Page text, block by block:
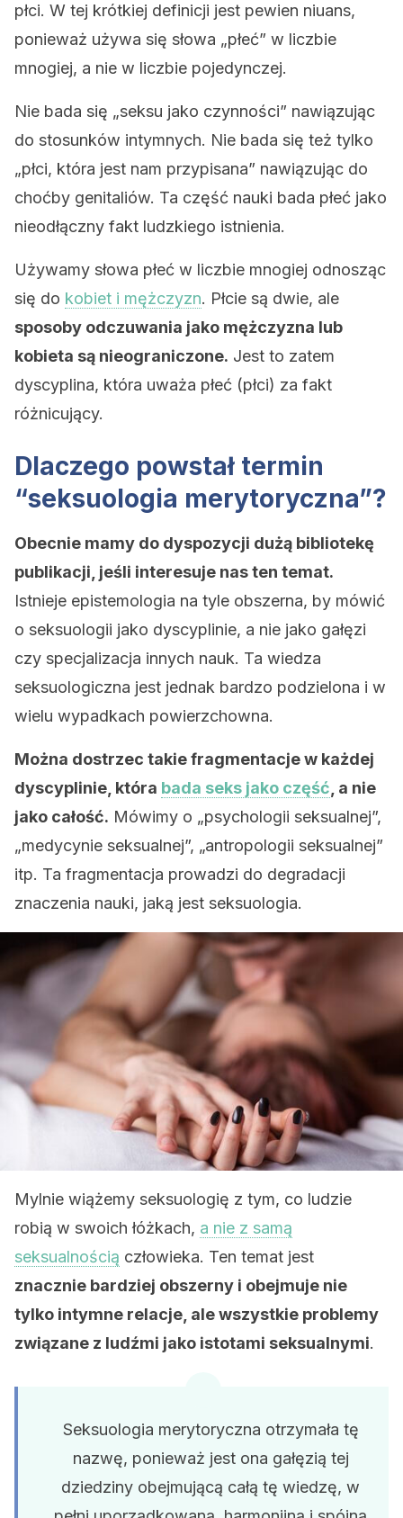
płci. W tej krótkiej definicji jest pewien niuans,
ponieważ używa się słowa „płeć” w liczbie
mnogiej, a nie w liczbie pojedynczej.
Nie bada się „seksu jako czynności” nawiązując
do stosunków intymnych. Nie bada się też tylko
„płci, która jest nam przypisana” nawiązując do
choćby genitaliów. Ta część nauki bada płeć jako
nieodłączny fakt ludzkiego istnienia.
Używamy słowa płeć w liczbie mnogiej odnosząc
się do kobiet i mężczyzn. Płcie są dwie, ale
sposoby odczuwania jako mężczyzna lub
kobieta są nieograniczone. Jest to zatem
dyscyplina, która uważa płeć (płci) za fakt
różnicujący.
Dlaczego powstał termin
“seksuologia merytoryczna”?
Obecnie mamy do dyspozycji dużą bibliotekę
publikacji, jeśli interesuje nas ten temat.
Istnieje epistemologia na tyle obszerna, by mówić
o seksuologii jako dyscyplinie, a nie jako gałęzi
czy specjalizacja innych nauk. Ta wiedza
seksuologiczna jest jednak bardzo podzielona i w
wielu wypadkach powierzchowna.
Można dostrzec takie fragmentacje w każdej
dyscyplinie, która bada seks jako część , a nie
jako całość. Mówimy o „psychologii seksualnej”,
„medycynie seksualnej”, „antropologii seksualnej”
itp. Ta fragmentacja prowadzi do degradacji
znaczenia nauki, jaką jest seksuologia.
Mylnie wiążemy seksuologię z tym, co ludzie
robią w swoich łóżkach, a nie z samą
seksualnością człowieka. Ten temat jest
znacznie bardziej obszerny i obejmuje nie
tylko intymne relacje, ale wszystkie problemy
związane z ludźmi jako istotami seksualnymi.
Seksuologia merytoryczna otrzymała tę
nazwę, ponieważ jest ona gałęzią tej
dziedziny obejmującą całą tę wiedzę, w